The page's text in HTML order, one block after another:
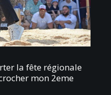
la fête régionale
mon 2eme